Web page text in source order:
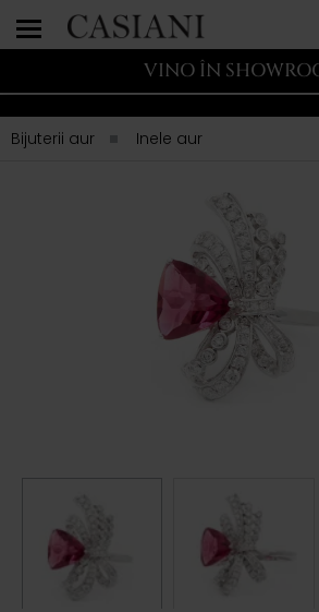
VINO ÎN
Bijuterii aur Inele aur